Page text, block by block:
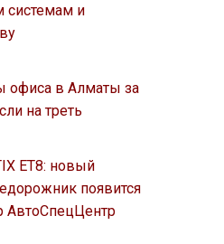
системам и
офиса в Алматы за
на треть
ET8: новый
появится
АвтоСпецЦентр